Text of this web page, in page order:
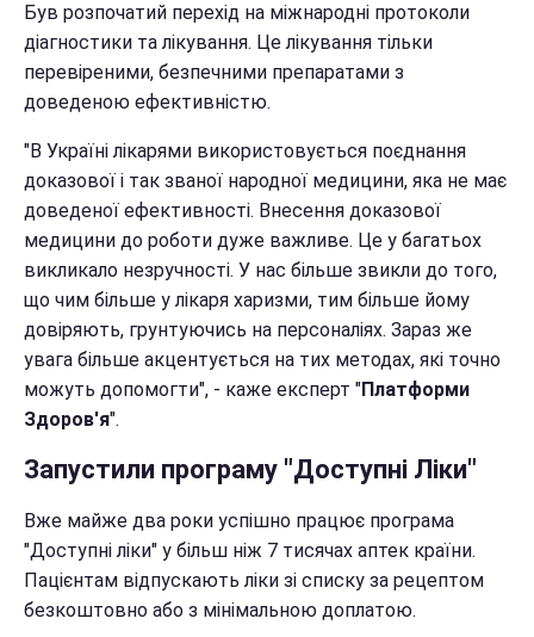
Був розпочатий перехід на міжнародні протоколи
діагностики та лікування. Це лікування тільки
перевіреними, безпечними препаратами з
доведеною ефективністю.
"В Україні лікарями використовується поєднання
доказової і так званої народної медицини, яка не має
доведеної ефективності. Внесення доказової
медицини до роботи дуже важливе. Це у багатьох
викликало незручності. У нас більше звикли до того,
що чим більше у лікаря харизми, тим більше йому
довіряють, грунтуючись на персоналіях. Зараз же
увага більше акцентується на тих методах, які точно
можуть допомогти", - каже експерт "Платформи
Здоров'я".
Запустили програму "Доступні Ліки"
Вже майже два роки успішно працює програма
"Доступні ліки" у більш ніж 7 тисячах аптек країни.
Пацієнтам відпускають ліки зі списку за рецептом
безкоштовно або з мінімальною доплатою.